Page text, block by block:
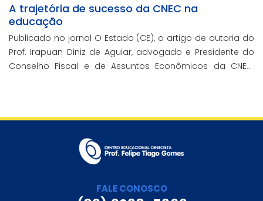
A trajetória de sucesso da CNEC na
educação
Publicado no jornal O Estado (CE), o artigo de autoria do
Prof. Irapuan Diniz de Aguiar, advogado e Presidente do
Conselho Fiscal e de Assuntos Econômicos da CNEC,
FALE CONOSCO